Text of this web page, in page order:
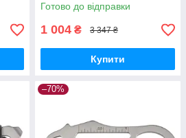
Готово до відправки
1 004 ₴ 3 347 ₴
Купити
–70%